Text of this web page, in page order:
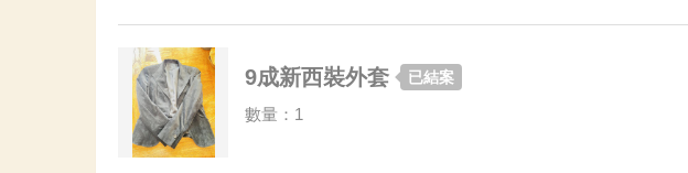
9成新西裝外套 已結案
數量：1